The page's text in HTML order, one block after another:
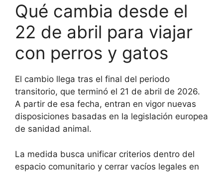
Qué cambia desde el
22 de abril para viajar
con perros y gatos
El cambio llega tras el final del periodo
transitorio, que terminó el 21 de abril de 2026.
A partir de esa fecha, entran en vigor nuevas
disposiciones basadas en la legislación europea
de sanidad animal.
La medida busca unificar criterios dentro del
espacio comunitario y cerrar vacíos legales en